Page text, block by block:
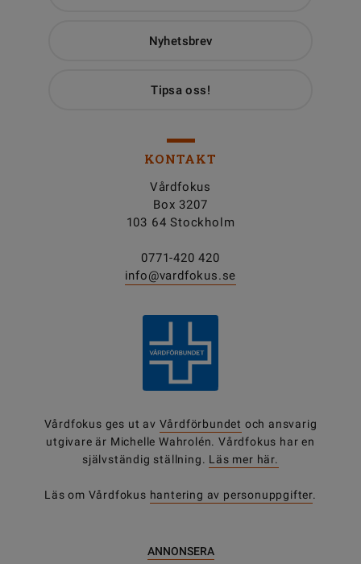
Nyhetsbrev
Tipsa oss!
KONTAKT
Vårdfokus
Box 3207
103 64 Stockholm
0771-420 420
info@vardfokus.se
Vårdfokus ges ut av Vårdförbundet och ansvarig
utgivare är Michelle Wahrolén. Vårdfokus har en
självständig ställning. Läs mer här.
Läs om Vårdfokus hantering av personuppgifter.
ANNONSERA